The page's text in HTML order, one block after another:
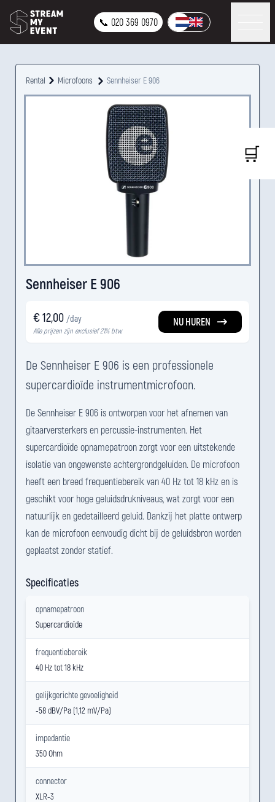
📞 020 369 0970
Rental Microfoons Sennheiser E 906
Sennheiser E 906
€ 12,00 /day
Alle prijzen zijn exclusief 21% btw.
NU HUREN
De Sennheiser E 906 is een professionele
supercardioïde instrumentmicrofoon.
De Sennheiser E 906 is ontworpen voor het afnemen van
gitaarversterkers en percussie-instrumenten. Het
supercardioïde opnamepatroon zorgt voor een uitstekende
isolatie van ongewenste achtergrondgeluiden. De microfoon
heeft een breed frequentiebereik van 40 Hz tot 18 kHz en is
geschikt voor hoge geluidsdrukniveaus, wat zorgt voor een
natuurlijk en gedetailleerd geluid. Dankzij het platte ontwerp
kan de microfoon eenvoudig dicht bij de geluidsbron worden
geplaatst zonder statief.
Specificaties
opnamepatroon
Supercardioïde
frequentiebereik
40 Hz tot 18 kHz
gelijkgerichte gevoeligheid
-58 dBV/Pa (1,12 mV/Pa)
impedantie
350 Ohm
connector
XLR-3
🛒